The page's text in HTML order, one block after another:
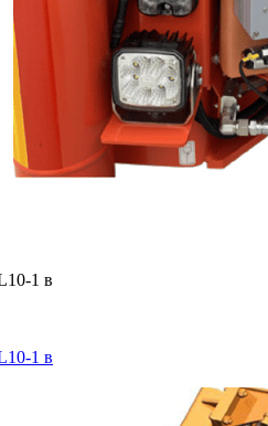
1 в
1 в